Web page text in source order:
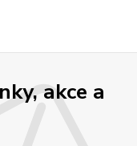
akce a